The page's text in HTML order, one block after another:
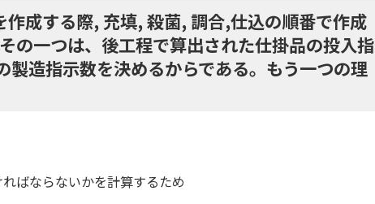
” 又は “一定” のそれぞれについて 表中の属性と,必要
いて答えよ。
方針]について答えよ。
主キーを追加するファイルを二つ答えよ。また、追加
を, 30字以内で答えよ。
成する際, 充填, 殺菌, 調合,仕込の順番で作成
の一つは、後工程で算出された仕掛品の投入指
製造指示数を決めるからである。もう一つの理
ばならないかを計算するため